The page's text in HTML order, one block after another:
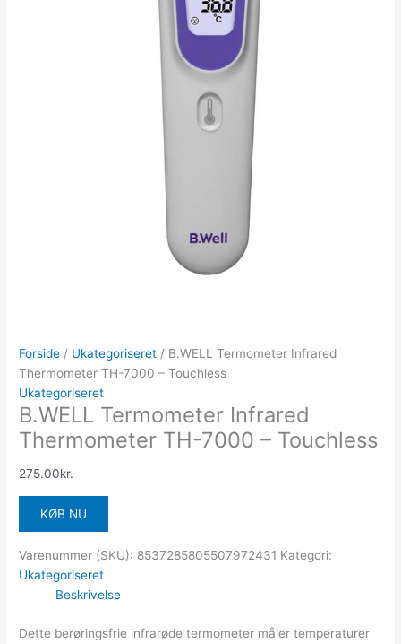
Forside / Ukategoriseret / B.WELL Termometer Infrared
Thermometer TH-7000 – Touchless
Ukategoriseret
B.WELL Termometer Infrared
Thermometer TH-7000 – Touchless
275.00kr.
KØB NU
Varenummer (SKU): 8537285805507972431 Kategori:
Ukategoriseret
Beskrivelse
Dette berøringsfrie infrarøde termometer måler temperaturer